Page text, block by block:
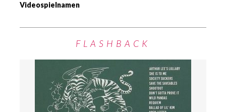
Videospielnamen
FLASHBACK